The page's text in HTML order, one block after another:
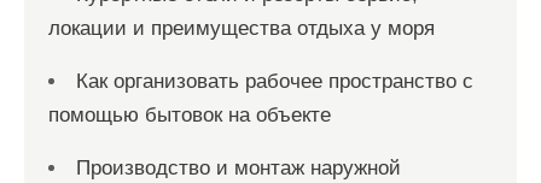
локации и преимущества отдыха у моря
Как организовать рабочее пространство с
помощью бытовок на объекте
Производство и монтаж наружной